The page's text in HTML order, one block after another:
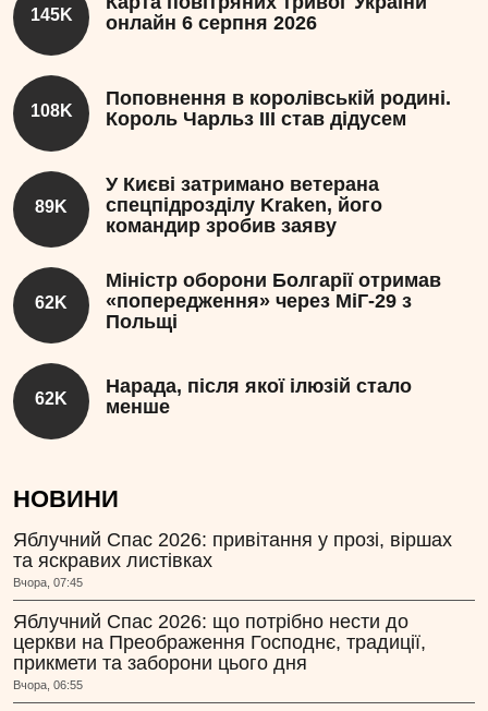
145K
онлайн 6 серпня 2026
108K
Поповнення в королівській родині.
Король Чарльз III став дідусем
89K
У Києві затримано ветерана
спецпідрозділу Kraken, його
командир зробив заяву
62K
Міністр оборони Болгарії отримав
«попередження» через МіГ-29 з
Польщі
62K
Нарада, після якої ілюзій стало
менше
НОВИНИ
Яблучний Спас 2026: привітання у прозі, віршах
та яскравих листівках
Вчора, 07:45
Яблучний Спас 2026: що потрібно нести до
церкви на Преображення Господнє, традиції,
прикмети та заборони цього дня
Вчора, 06:55